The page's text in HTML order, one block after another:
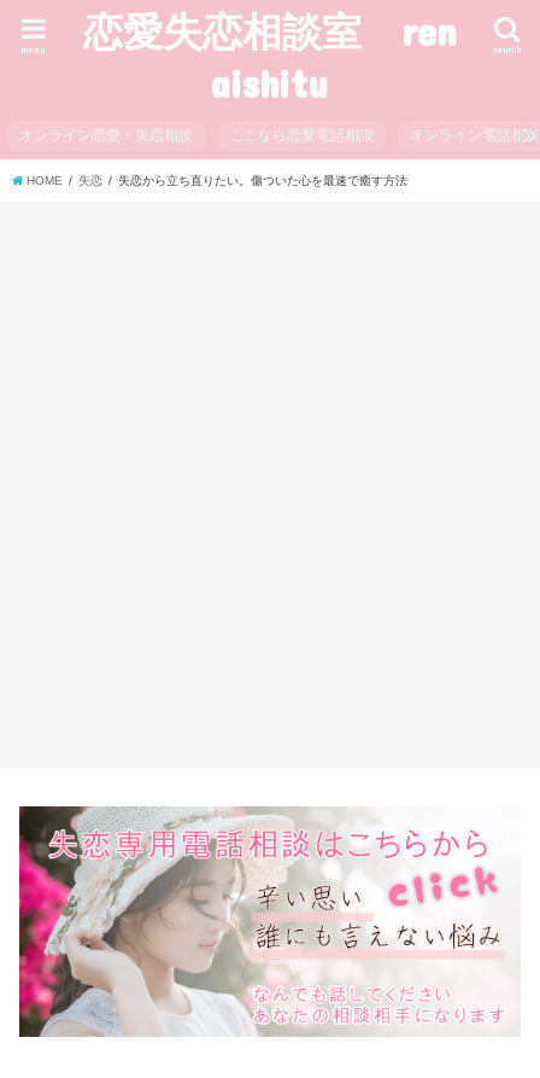
恋愛失恋相談室 ren
aishitu
search
menu
オンライン恋愛・失恋相談 ここなら恋愛電話相談 オンライン電話相
HOME 失恋 失恋から立ち直りたい。傷ついた心を最速で癒す方法